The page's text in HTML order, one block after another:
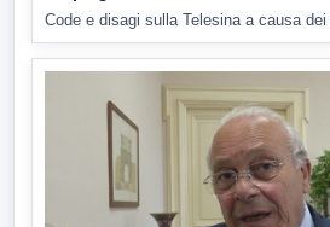
Code e disagi sulla Telesina a causa dei